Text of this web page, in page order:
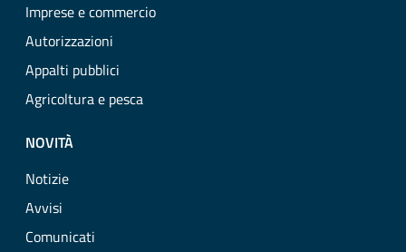
Imprese e commercio
Autorizzazioni
Appalti pubblici
Agricoltura e pesca
NOVITÀ
Notizie
Avvisi
Comunicati